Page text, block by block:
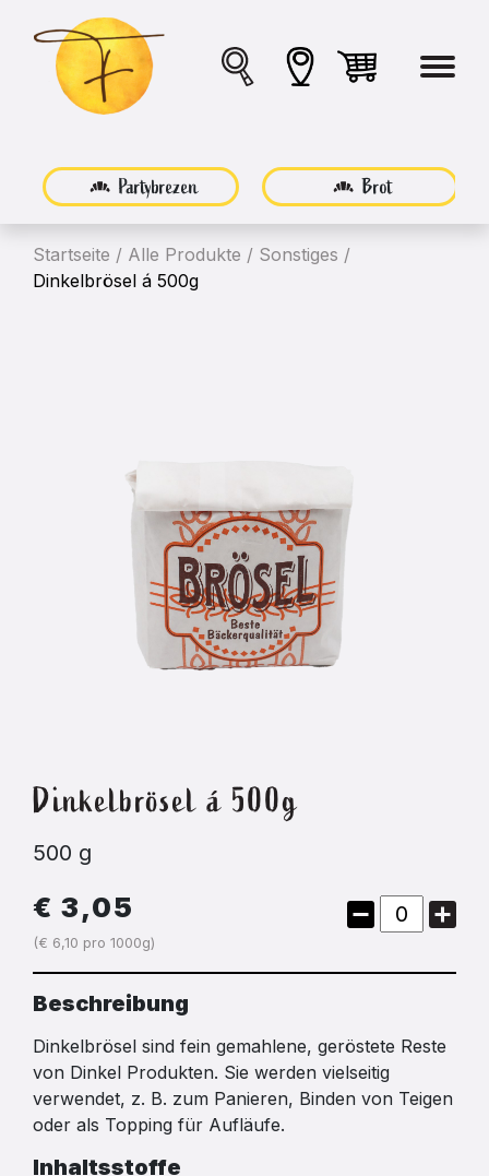
Partybrezen Brot
Startseite / Alle Produkte / Sonstiges /
Dinkelbrösel á 500g
Dinkelbrösel á 500g
500 g
€ 3,05
(€ 6,10 pro 1000g)
Beschreibung
Dinkelbrösel sind fein gemahlene, geröstete Reste
von Dinkel Produkten. Sie werden vielseitig
verwendet, z. B. zum Panieren, Binden von Teigen
oder als Topping für Aufläufe.
Inhaltsstoffe